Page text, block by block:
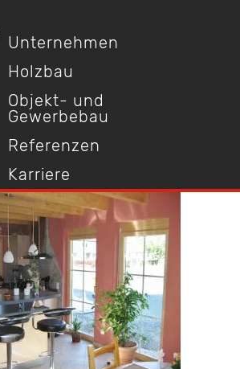
Unternehmen
Holzbau
Objekt- und
Gewerbebau
Referenzen
Karriere